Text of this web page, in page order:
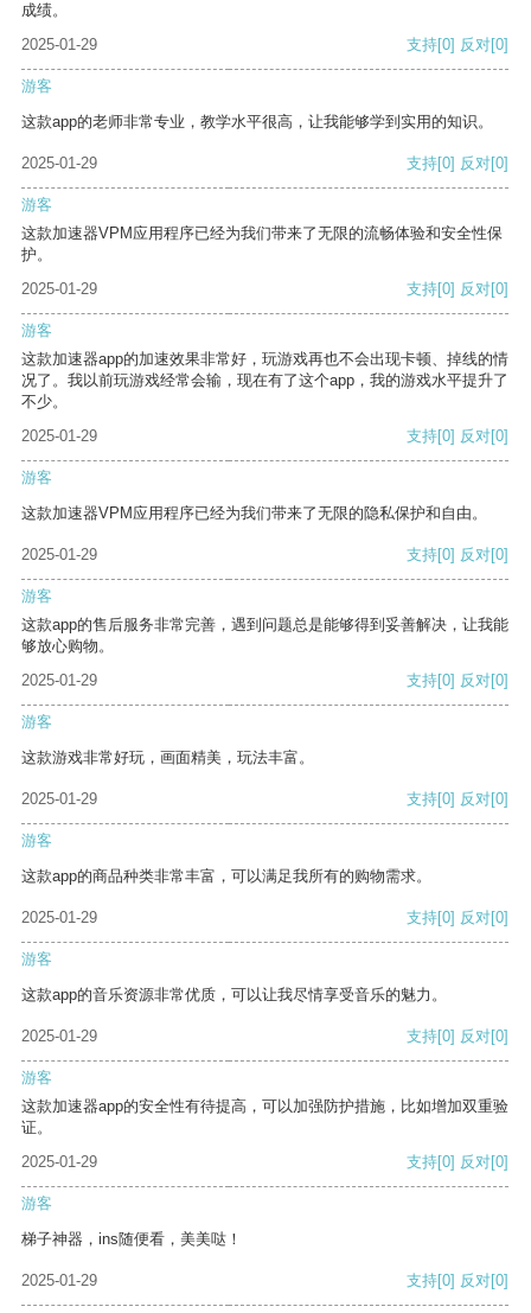
成绩。
2025-01-29
支持[0] 反对[0]
游客
这款app的老师非常专业，教学水平很高，让我能够学到实用的知识。
2025-01-29 支持[0] 反对[0]
游客
这款加速器VPM应用程序已经为我们带来了无限的流畅体验和安全性保
护。
2025-01-29
支持[0] 反对[0]
游客
这款加速器app的加速效果非常好，玩游戏再也不会出现卡顿、掉线的情
况了。我以前玩游戏经常会输，现在有了这个app，我的游戏水平提升了
不少。
2025-01-29
支持[0] 反对[0]
游客
这款加速器VPM应用程序已经为我们带来了无限的隐私保护和自由。
2025-01-29 支持[0] 反对[0]
游客
这款app的售后服务非常完善，遇到问题总是能够得到妥善解决，让我能
够放心购物。
2025-01-29
支持[0] 反对[0]
游客
这款游戏非常好玩，画面精美，玩法丰富。
2025-01-29 支持[0] 反对[0]
游客
这款app的商品种类非常丰富，可以满足我所有的购物需求。
2025-01-29 支持[0] 反对[0]
游客
这款app的音乐资源非常优质，可以让我尽情享受音乐的魅力。
2025-01-29 支持[0] 反对[0]
游客
这款加速器app的安全性有待提高，可以加强防护措施，比如增加双重验
证。
2025-01-29
支持[0] 反对[0]
游客
梯子神器，ins随便看，美美哒！
2025-01-29 支持[0] 反对[0]